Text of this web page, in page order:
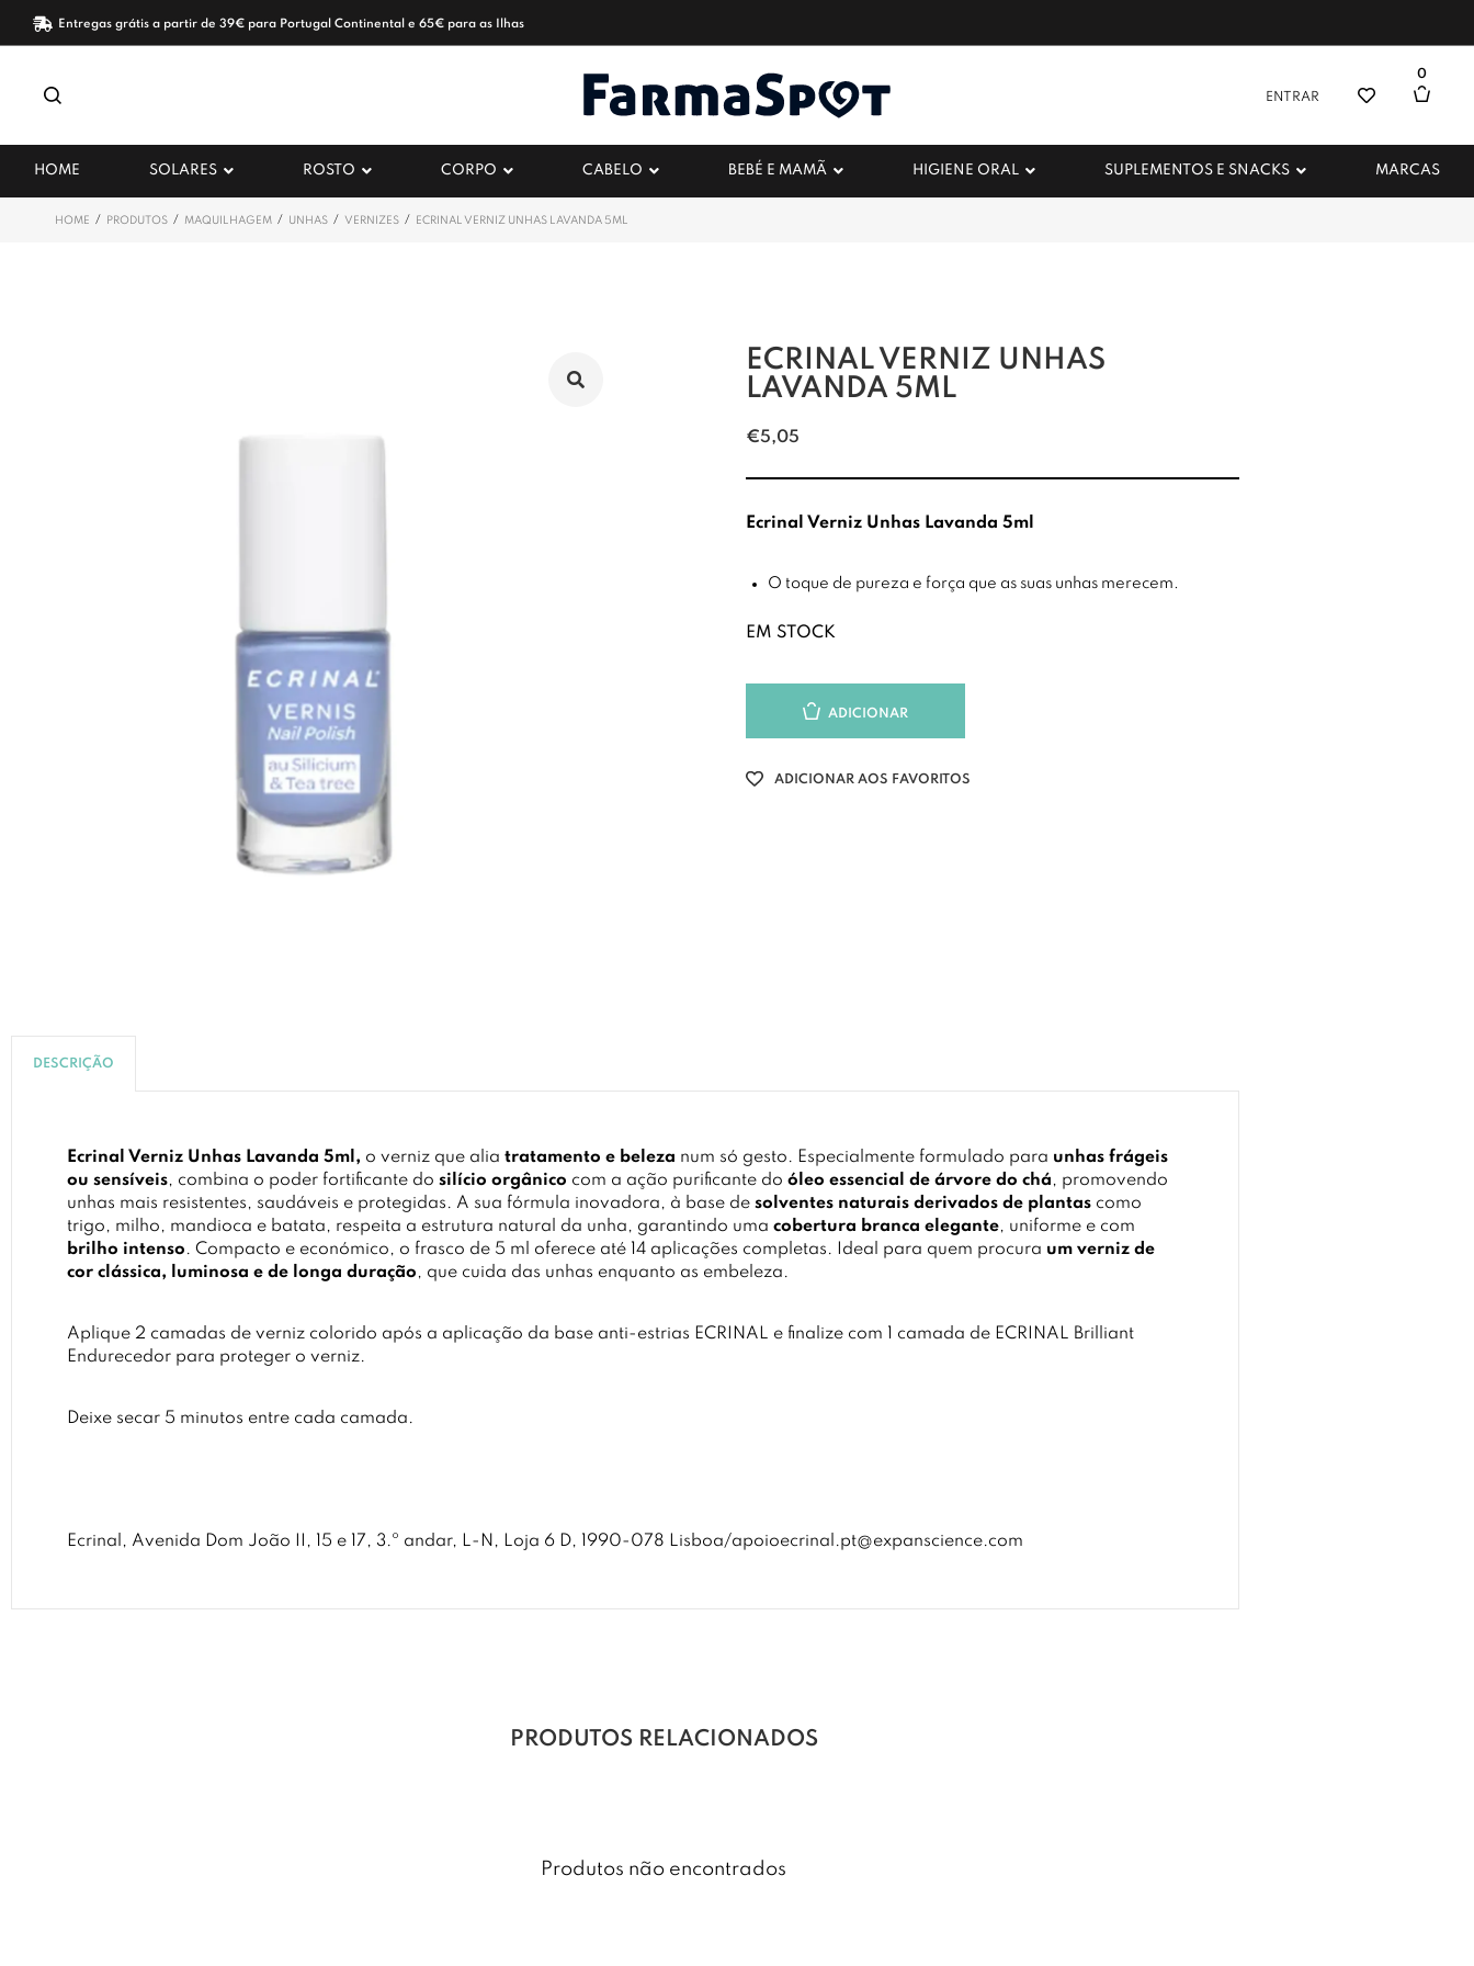
Entregas grátis a partir de 39€ para Portugal Continental e 65€ para as Ilhas
ENTRAR
0
HOME SOLARES ROSTO CORPO CABELO BEBÉ E MAMÃ HIGIENE ORAL SUPLEMENTOS E SNACKS MARCAS
HOME / PRODUTOS / MAQUILHAGEM / UNHAS / VERNIZES / ECRINAL VERNIZ UNHAS LAVANDA 5ML
ECRINAL VERNIZ UNHAS
LAVANDA 5ML
€5,05
Ecrinal Verniz Unhas Lavanda 5ml
O toque de pureza e força que as suas unhas merecem.
EM STOCK
ADICIONAR
ADICIONAR AOS FAVORITOS
DESCRIÇÃO
Ecrinal Verniz Unhas Lavanda 5ml, o verniz que alia tratamento e beleza num só gesto. Especialmente formulado para unhas frágeis
ou sensíveis, combina o poder fortificante do silício orgânico com a ação purificante do óleo essencial de árvore do chá, promovendo
unhas mais resistentes, saudáveis e protegidas. A sua fórmula inovadora, à base de solventes naturais derivados de plantas como
trigo, milho, mandioca e batata, respeita a estrutura natural da unha, garantindo uma cobertura branca elegante, uniforme e com
brilho intenso. Compacto e económico, o frasco de 5 ml oferece até 14 aplicações completas. Ideal para quem procura um verniz de
cor clássica, luminosa e de longa duração, que cuida das unhas enquanto as embeleza.
Aplique 2 camadas de verniz colorido após a aplicação da base anti-estrias ECRINAL e finalize com 1 camada de ECRINAL Brilliant
Endurecedor para proteger o verniz.
Deixe secar 5 minutos entre cada camada.
Ecrinal, Avenida Dom João II, 15 e 17, 3.º andar, L-N, Loja 6 D, 1990-078 Lisboa/apoioecrinal.pt@expanscience.com
PRODUTOS RELACIONADOS
Produtos não encontrados